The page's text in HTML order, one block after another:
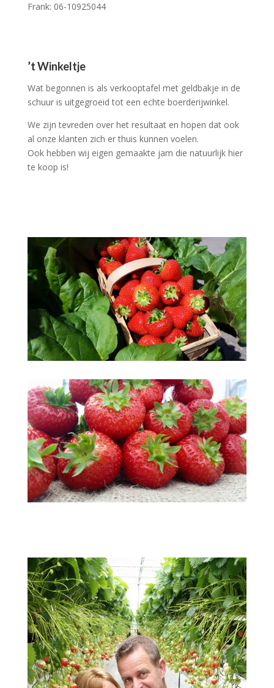
Frank: 06-10925044
’t Winkeltje
Wat begonnen is als verkooptafel met geldbakje in de
schuur is uitgegroeid tot een echte boerderijwinkel.
We zijn tevreden over het resultaat en hopen dat ook
al onze klanten zich er thuis kunnen voelen.
Ook hebben wij eigen gemaakte jam die natuurlijk hier
te koop is!